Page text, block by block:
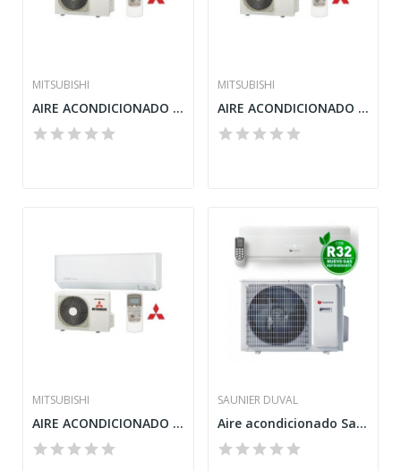
MITSUBISHI
AIRE ACONDICIONADO MITSUBISHI GAMA DOMÉSTICA...
MITSUBISHI
AIRE ACONDICIONADO MITSUBISHI GAMA DOMÉSTICA...
MITSUBISHI
AIRE ACONDICIONADO MITSUBISHI GAMA DOMÉSTICA...
SAUNIER DUVAL
Aire acondicionado Saunier Duval SDH19-025NW